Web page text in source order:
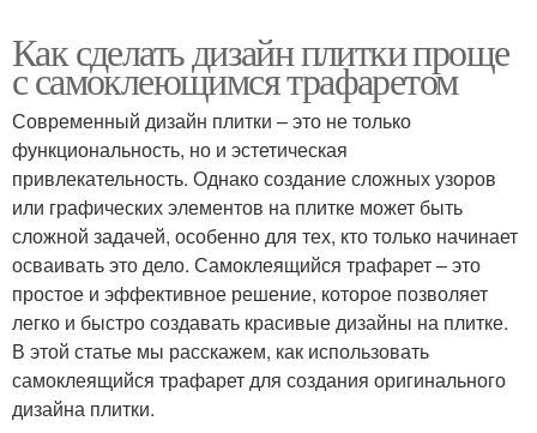
Как сделать дизайн плитки проще
с самоклеющимся трафаретом
Современный дизайн плитки – это не только
функциональность, но и эстетическая
привлекательность. Однако создание сложных узоров
или графических элементов на плитке может быть
сложной задачей, особенно для тех, кто только начинает
осваивать это дело. Самоклеящийся трафарет – это
простое и эффективное решение, которое позволяет
легко и быстро создавать красивые дизайны на плитке.
В этой статье мы расскажем, как использовать
самоклеящийся трафарет для создания оригинального
дизайна плитки.